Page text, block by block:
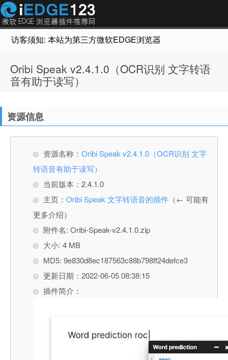
访客须知: 本站为第三方微软EDGE浏览器插件推荐网站，
Oribi Speak v2.4.1.0（OCR识别 文字转语
音有助于读写）
资源信息
资源名称： Oribi Speak v2.4.1.0（OCR识别 文字
转语音有助于读写）
当前版本：2.4.1.0
主页： Oribi Speak 文字转语音的插件 （← 可能有
更多介绍）
附件名: Oribi-Speak-v2.4.1.0.zip
大小: 4 MB
MD5: 9e830d8ec187563c88b798ff24defce3
更新日期：2022-06-05 08:38:15
插件简介：